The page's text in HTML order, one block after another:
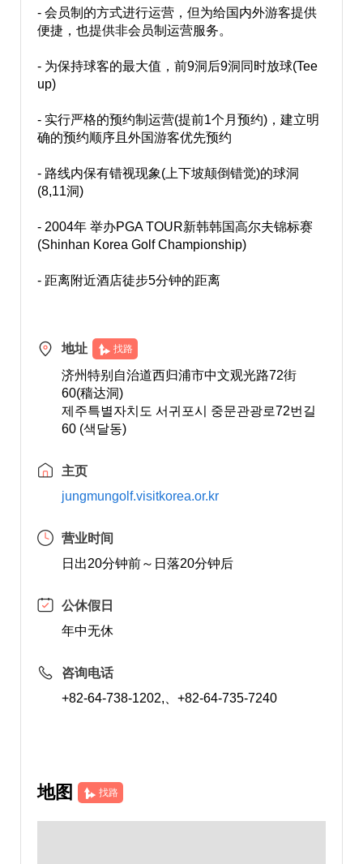
- 会员制的方式进行运营，但为给国内外游客提供
便捷，也提供非会员制运营服务。
- 为保持球客的最大值，前9洞后9洞同时放球(Tee
up)
- 实行严格的预约制运营(提前1个月预约)，建立明
确的预约顺序且外国游客优先预约
- 路线内保有错视现象(上下坡颠倒错觉)的球洞
(8,11洞)
- 2004年 举办PGA TOUR新韩韩国高尔夫锦标赛
(Shinhan Korea Golf Championship)
- 距离附近酒店徒步5分钟的距离
地址 找路
济州特别自治道西归浦市中文观光路72街
60(穑达洞)
제주특별자치도 서귀포시 중문관광로72번길
60 (색달동)
主页
jungmungolf.visitkorea.or.kr
营业时间
日出20分钟前～日落20分钟后
公休假日
年中无休
咨询电话
+82-64-738-1202,、+82-64-735-7240
地图 找路